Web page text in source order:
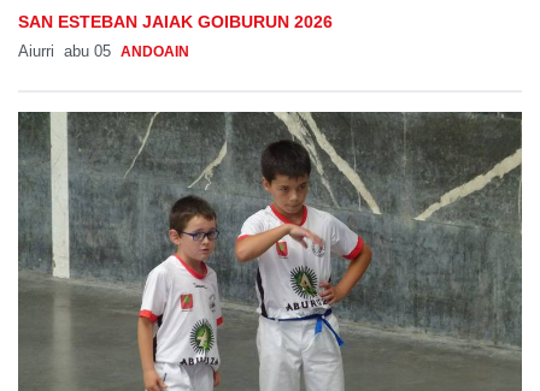
SAN ESTEBAN JAIAK GOIBURUN 2026
Aiurri abu 05 ANDOAIN